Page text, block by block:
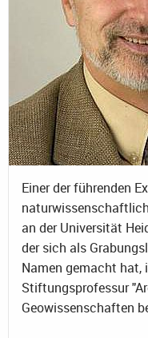
Einer der führenden
an der Universität
der sich als
Namen gemacht hat,
Stiftungsprofessur
Geowissenschaften